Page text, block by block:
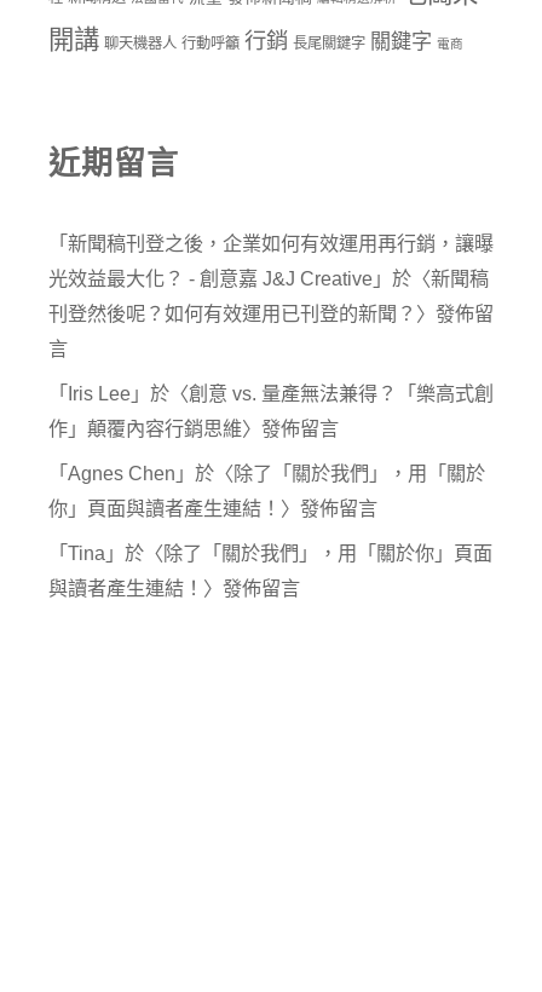
開講 聊天機器人 行動呼籲 行銷 長尾關鍵字 關鍵字 電商
近期留言
「 新聞稿刊登之後，企業如何有效運用再行銷，讓曝
光效益最大化？ - 創意嘉 J&J Creative 」於〈新聞稿
刊登然後呢？如何有效運用已刊登的新聞？ 〉發佈留
言
「 Iris Lee 」於〈創意 vs. 量產無法兼得？「樂高式創
作」顛覆內容行銷思維〉發佈留言
「 Agnes Chen 」於〈除了「關於我們」，用「關於
你」頁面與讀者產生連結！ 〉發佈留言
「 Tina 」於〈除了「關於我們」，用「關於你」頁面
與讀者產生連結！ 〉發佈留言